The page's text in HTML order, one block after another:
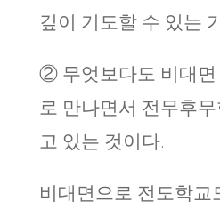
깊이 기도할 수 있는
② 무엇보다도 비대면
로 만나면서 전무후
고 있는 것이다.
비대면으로 전도학교